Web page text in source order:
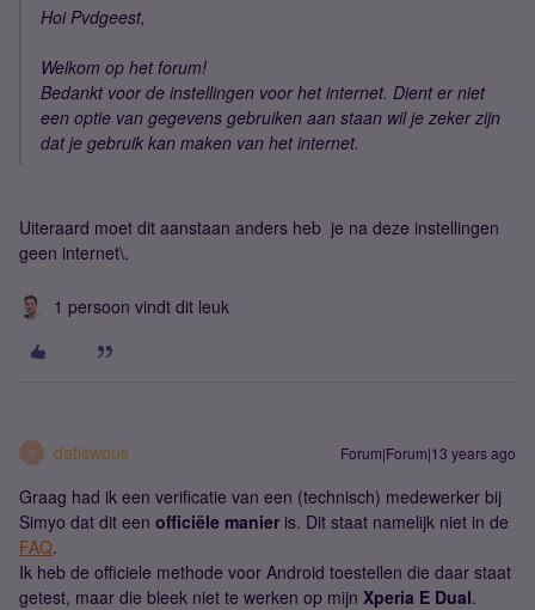
Hoi Pvdgeest,
Welkom op het forum!
Bedankt voor de instellingen voor het internet. Dient er niet
een optie van gegevens gebruiken aan staan wil je zeker zijn
dat je gebruik kan maken van het internet.
Uiteraard moet dit aanstaan anders heb je na deze instellingen
geen internet\.
1 persoon vindt dit leuk
D datiswous Forum|Forum|13 years ago
Graag had ik een verificatie van een (technisch) medewerker bij
Simyo dat dit een officiële manier is. Dit staat namelijk niet in de
FAQ.
Ik heb de officiele methode voor Android toestellen die daar staat
getest, maar die bleek niet te werken op mijn Xperia E Dual.